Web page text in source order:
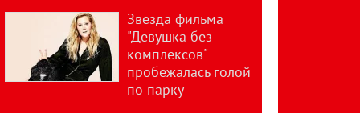
Звезда фильма
"Девушка без
комплексов"
пробежалась голой
по парку